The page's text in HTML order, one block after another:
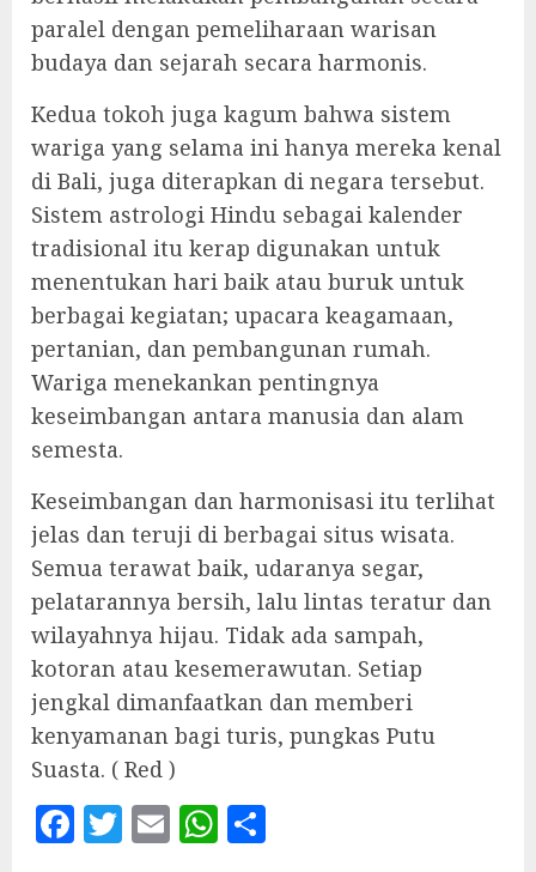
paralel dengan pemeliharaan warisan
budaya dan sejarah secara harmonis.
Kedua tokoh juga kagum bahwa sistem
wariga yang selama ini hanya mereka kenal
di Bali, juga diterapkan di negara tersebut.
Sistem astrologi Hindu sebagai kalender
tradisional itu kerap digunakan untuk
menentukan hari baik atau buruk untuk
berbagai kegiatan; upacara keagamaan,
pertanian, dan pembangunan rumah.
Wariga menekankan pentingnya
keseimbangan antara manusia dan alam
semesta.
Keseimbangan dan harmonisasi itu terlihat
jelas dan teruji di berbagai situs wisata.
Semua terawat baik, udaranya segar,
pelatarannya bersih, lalu lintas teratur dan
wilayahnya hijau. Tidak ada sampah,
kotoran atau kesemerawutan. Setiap
jengkal dimanfaatkan dan memberi
kenyamanan bagi turis, pungkas Putu
Suasta. ( Red )
Facebook
Twitter
EmailWhatsApp